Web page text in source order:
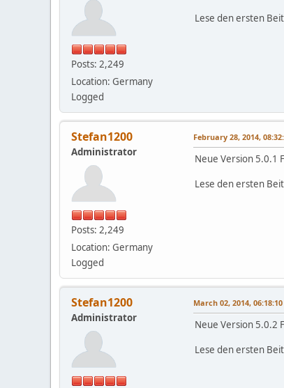
Posts: 2,249
Location: Germany
Logged
Lese den ersten
Stefan1200
Administrator
Posts: 2,249
Location: Germany
Logged
February 28, 2014,
Neue Version 5.0.1
Lese den ersten
Stefan1200
Administrator
March 02, 2014,
Neue Version 5.0.2
Lese den ersten